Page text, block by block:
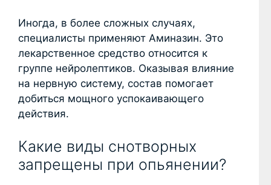
Иногда, в более сложных случаях,
специалисты применяют Аминазин. Это
лекарственное средство относится к
группе нейролептиков. Оказывая влияние
на нервную систему, состав помогает
добиться мощного успокаивающего
действия.
Какие виды снотворных
запрещены при опьянении?